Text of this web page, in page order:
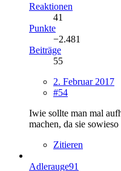
Reaktionen
41
Punkte
−2.481
Beiträge
55
2. Februar 2017
#54
Iwie sollte man mal
machen, da sie
Zitieren
Adlerauge91